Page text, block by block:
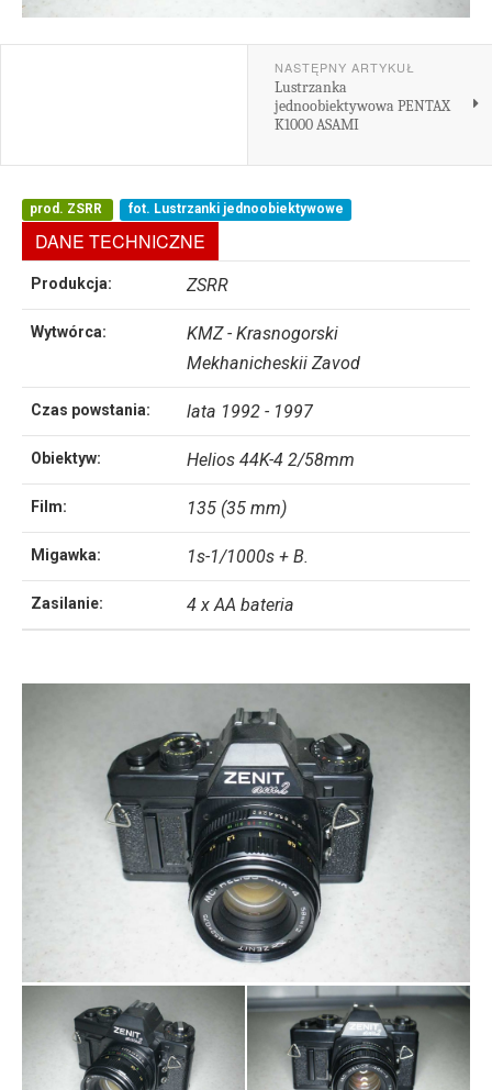
NASTĘPNY ARTYKUŁ
Lustrzanka
jednoobiektywowa PENTAX
K1000 ASAMI
prod. ZSRR fot. Lustrzanki jednoobiektywowe
DANE TECHNICZNE
Produkcja: ZSRR
Wytwórca:
KMZ - Krasnogorski
Mekhanicheskii Zavod
Czas powstania: lata 1992 - 1997
Obiektyw: Helios 44K-4 2/58mm
Film: 135 (35 mm)
Migawka: 1s-1/1000s + B.
Zasilanie: 4 x AA bateria